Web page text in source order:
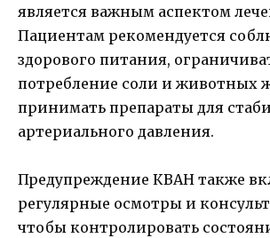
является важным аспектом
Пациентам рекомендуется
здорового питания,
потребление соли и животных
принимать препараты для
артериального давления.
Предупреждение КВАН также
регулярные осмотры и
чтобы контролировать